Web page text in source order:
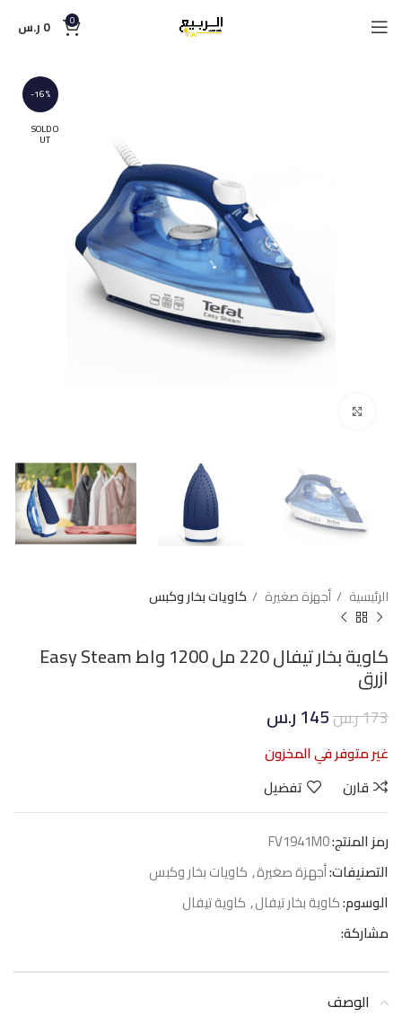
0
0 ر.س
-16%
SOLD O
UT
الرئيسية أجهزة صغيرة كاويات بخار وكبس
كاوية بخار تيفال 220 مل 1200 واط Easy Steam
ازرق
173ر.س145ر.س
غير متوفر في المخزون
قارن
تفضيل
رمز المنتج:FV1941M0
التصنيفات:أجهزة صغيرة, كاويات بخار وكبس
الوسوم:كاوية بخار تيفال, كاوية تيفال
مشاركة:
الوصف